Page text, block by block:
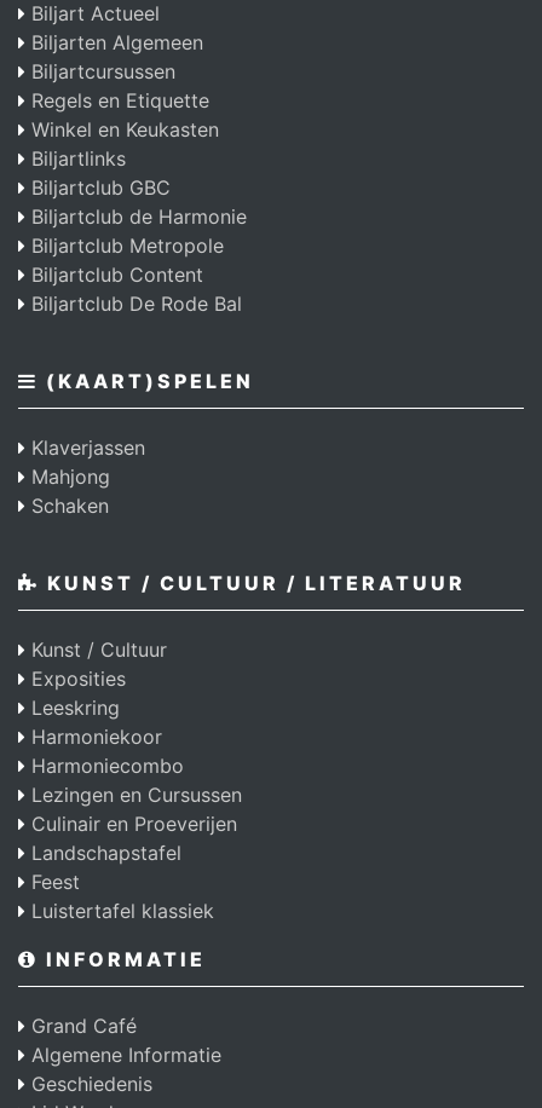
Biljart Actueel
Biljarten Algemeen
Biljartcursussen
Regels en Etiquette
Winkel en Keukasten
Biljartlinks
Biljartclub GBC
Biljartclub de Harmonie
Biljartclub Metropole
Biljartclub Content
Biljartclub De Rode Bal
(KAART)SPELEN
Klaverjassen
Mahjong
Schaken
KUNST / CULTUUR / LITERATUUR
Kunst / Cultuur
Exposities
Leeskring
Harmoniekoor
Harmoniecombo
Lezingen en Cursussen
Culinair en Proeverijen
Landschapstafel
Feest
Luistertafel klassiek
INFORMATIE
Grand Café
Algemene Informatie
Geschiedenis